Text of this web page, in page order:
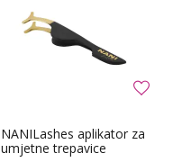
NANILashes aplikator za
umjetne trepavice